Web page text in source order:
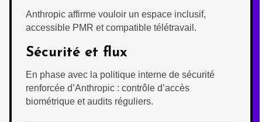
Anthropic affirme vouloir un espace inclusif,
accessible PMR et compatible télétravail.
Sécurité et flux
En phase avec la politique interne de sécurité
renforcée d’Anthropic : contrôle d’accès
biométrique et audits réguliers.